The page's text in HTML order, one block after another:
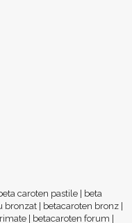
caroten pastile
beta
bronzat betacaroten bronz
betacaroten forum